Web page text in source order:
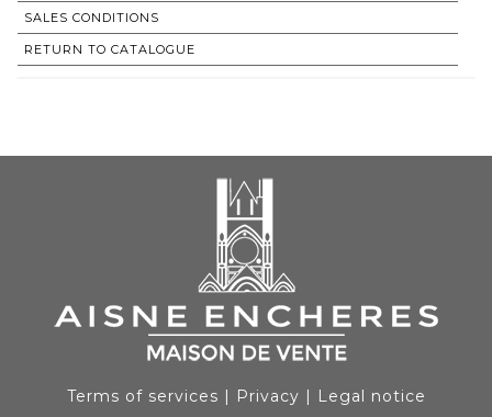
SALES CONDITIONS
RETURN TO CATALOGUE
Terms of services | Privacy | Legal notice